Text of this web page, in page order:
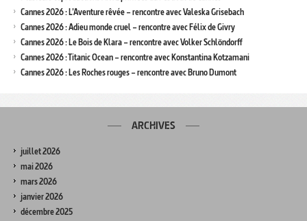
Cannes 2026 : L’Aventure rêvée – rencontre avec Valeska Grisebach
Cannes 2026 : Adieu monde cruel – rencontre avec Félix de Givry
Cannes 2026 : Le Bois de Klara – rencontre avec Volker Schlöndorff
Cannes 2026 : Titanic Ocean – rencontre avec Konstantina Kotzamani
Cannes 2026 : Les Roches rouges – rencontre avec Bruno Dumont
ARCHIVES
juillet 2026
mai 2026
mars 2026
janvier 2026
décembre 2025